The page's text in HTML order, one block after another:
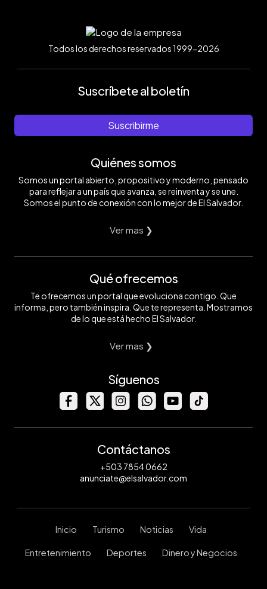
Todos los derechos reservados 1999-2026
Suscríbete al boletín
Suscribirme
Quiénes somos
Somos un portal abierto, propositivo y moderno, pensado
para reflejar a un país que avanza, se reinventa y se une.
Somos el punto de conexión con lo mejor de El Salvador.
Ver mas ❯
Qué ofrecemos
Te ofrecemos un portal que evoluciona contigo. Que
informa, pero también inspira. Que te representa. Mostramos
de lo que está hecho El Salvador.
Ver mas ❯
Síguenos
Contáctanos
+503 7854 0662
anunciate@elsalvador.com
Inicio Turismo Noticias Vida
Entretenimiento Deportes Dinero y Negocios